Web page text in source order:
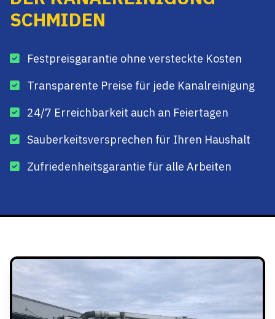
SCHMIDEN
Festpreisgarantie ohne versteckte Kosten
Transparente Preise für jede Kanalreinigung
24/7 Erreichbarkeit auch an Feiertagen
Sauberkeitsversprechen für Ihren Haushalt
Zufriedenheitsgarantie für alle Arbeiten